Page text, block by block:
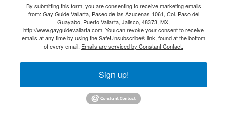
By submitting this form, you are consenting to receive marketing emails
from: Gay Guide Vallarta, Paseo de las Azucenas 1061, Col. Paso del
Guayabo, Puerto Vallarta, Jalisco, 48373, MX,
http://www.gayguidevallarta.com. You can revoke your consent to receive
emails at any time by using the SafeUnsubscribe® link, found at the bottom
of every email. Emails are serviced by Constant Contact.
Sign up!